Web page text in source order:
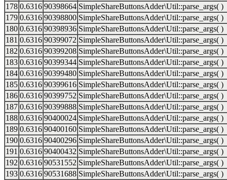
178 0.6316 90398664 SimpleShareButtonsAdder\Util::parse_args( )
179 0.6316 90398800 SimpleShareButtonsAdder\Util::parse_args( )
180 0.6316 90398936 SimpleShareButtonsAdder\Util::parse_args( )
181 0.6316 90399072 SimpleShareButtonsAdder\Util::parse_args( )
182 0.6316 90399208 SimpleShareButtonsAdder\Util::parse_args( )
183 0.6316 90399344 SimpleShareButtonsAdder\Util::parse_args( )
184 0.6316 90399480 SimpleShareButtonsAdder\Util::parse_args( )
185 0.6316 90399616 SimpleShareButtonsAdder\Util::parse_args( )
186 0.6316 90399752 SimpleShareButtonsAdder\Util::parse_args( )
187 0.6316 90399888 SimpleShareButtonsAdder\Util::parse_args( )
188 0.6316 90400024 SimpleShareButtonsAdder\Util::parse_args( )
189 0.6316 90400160 SimpleShareButtonsAdder\Util::parse_args( )
190 0.6316 90400296 SimpleShareButtonsAdder\Util::parse_args( )
191 0.6316 90400432 SimpleShareButtonsAdder\Util::parse_args( )
192 0.6316 90531552 SimpleShareButtonsAdder\Util::parse_args( )
193 0.6316 90531688 SimpleShareButtonsAdder\Util::parse_args( )